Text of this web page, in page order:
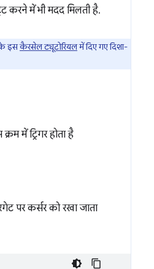
करने में भी मदद मिलती है.
इसकैरसेल ट्यूटोरियलमें दिए गए दिशा-
में ट्रिगर होता है
पर कर्सर को रखा जाता